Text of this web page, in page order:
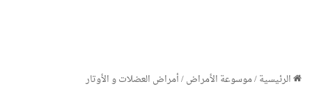
الرئيسية/موسوعة الأمراض/أمراض العضلات و الأوتار